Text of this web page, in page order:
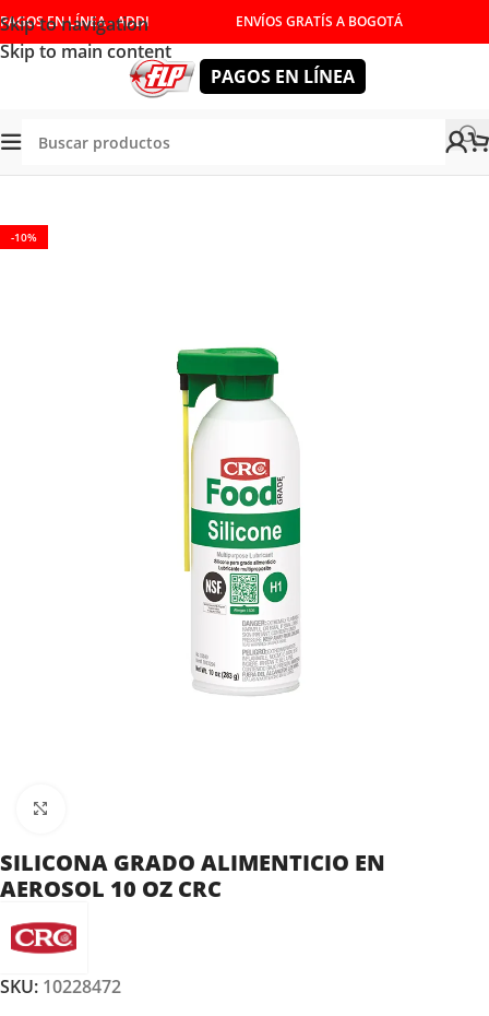
Skip to navigation
Skip to main content
PAGOS EN LÍNEA - ADDI ENVÍOS GRATÍS A BOGOTÁ
PAGOS EN LÍNEA
Tienda/LIMPIEZA AUTOMOTRIZ
-10%
SILICONA GRADO ALIMENTICIO EN
AEROSOL 10 OZ CRC
SKU: 10228472